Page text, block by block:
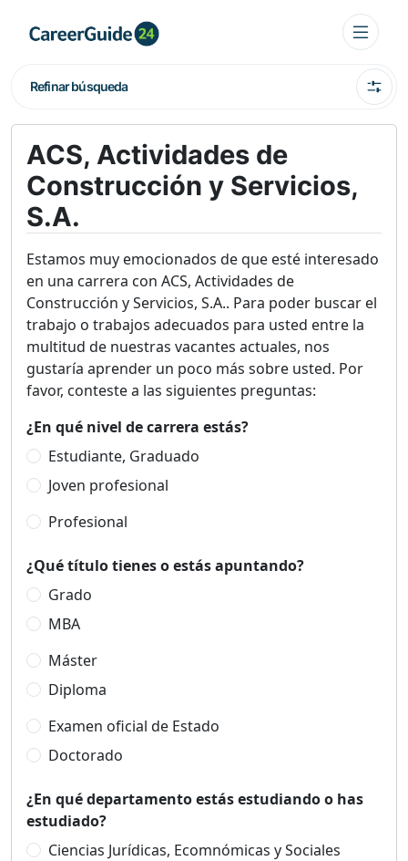
Refinar búsqueda
ACS, Actividades de
Construcción y Servicios,
S.A.
Estamos muy emocionados de que esté interesado
en una carrera con ACS, Actividades de
Construcción y Servicios, S.A.. Para poder buscar el
trabajo o trabajos adecuados para usted entre la
multitud de nuestras vacantes actuales, nos
gustaría aprender un poco más sobre usted. Por
favor, conteste a las siguientes preguntas:
¿En qué nivel de carrera estás?
Estudiante, Graduado
Joven profesional
Profesional
¿Qué título tienes o estás apuntando?
Grado
MBA
Máster
Diploma
Examen oficial de Estado
Doctorado
¿En qué departamento estás estudiando o has
estudiado?
Ciencias Jurídicas, Ecomnómicas y Sociales